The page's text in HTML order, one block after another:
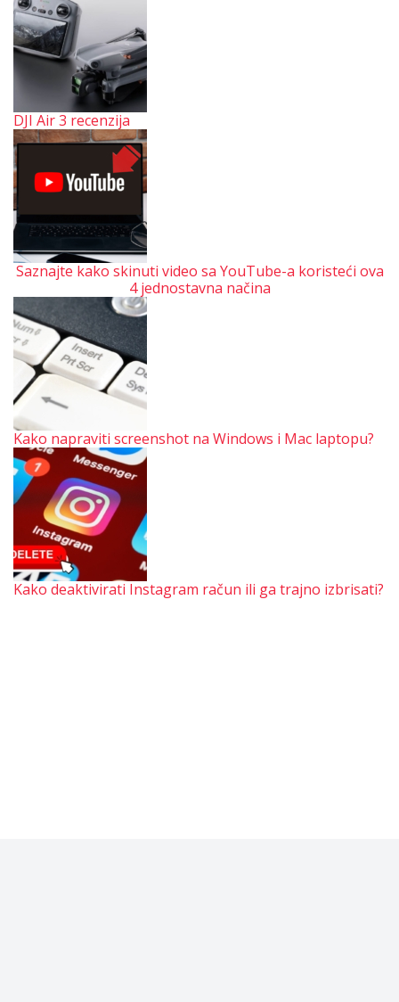
DJI Air 3 recenzija
Saznajte kako skinuti video sa YouTube-a koristeći ova
4 jednostavna načina
Kako napraviti screenshot na Windows i Mac laptopu?
Kako deaktivirati Instagram račun ili ga trajno izbrisati?